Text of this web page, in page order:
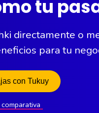
tu
directamente o
para tu
con Tukuy